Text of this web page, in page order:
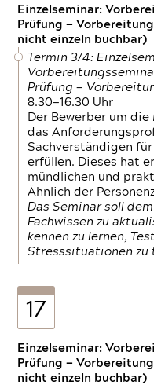
Einzelseminar:
Prüfung —
nicht einzeln buchbar)
Termin 3/4:
Prüfung —
8.30—16.30 Uhr
Der Bewerber um
das
Sachverständigen
erfüllen. Dieses hat
mündlichen und
Ähnlich der
Das Seminar soll
Fachwissen zu
kennen zu lernen,
Stresssituationen zu
17
Einzelseminar:
Prüfung —
nicht einzeln buchbar)